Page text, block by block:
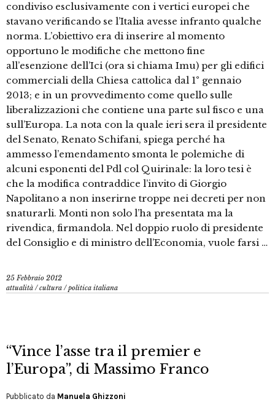
condiviso esclusivamente con i vertici europei che
stavano verificando se l’Italia avesse infranto qualche
norma. L’obiettivo era di inserire al momento
opportuno le modifiche che mettono fine
all’esenzione dell’Ici (ora si chiama Imu) per gli edifici
commerciali della Chiesa cattolica dal 1° gennaio
2013; e in un provvedimento come quello sulle
liberalizzazioni che contiene una parte sul fisco e una
sull’Europa. La nota con la quale ieri sera il presidente
del Senato, Renato Schifani, spiega perché ha
ammesso l’emendamento smonta le polemiche di
alcuni esponenti del Pdl col Quirinale: la loro tesi è
che la modifica contraddice l’invito di Giorgio
Napolitano a non inserirne troppe nei decreti per non
snaturarli. Monti non solo l’ha presentata ma la
rivendica, firmandola. Nel doppio ruolo di presidente
del Consiglio e di ministro dell’Economia, vuole farsi …
25 Febbraio 2012
attualità /cultura /politica italiana
“Vince l’asse tra il premier e
l’Europa”, di Massimo Franco
Pubblicato da Manuela Ghizzoni